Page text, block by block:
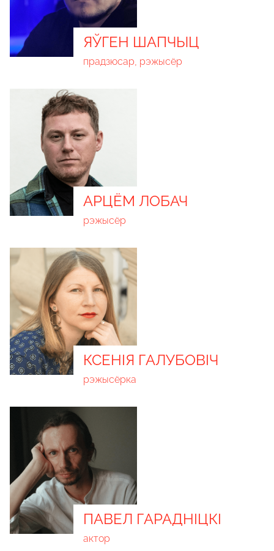
ЯЎГЕН ШАПЧЫЦ
прадзюсар, рэжысёр
АРЦЁМ ЛОБАЧ
рэжысёр
КСЕНІЯ ГАЛУБОВІЧ
рэжысёрка
ПАВЕЛ ГАРАДНІЦКІ
актор